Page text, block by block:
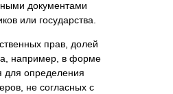
документами
или государства.
прав, долей
например, в форме
для определения
не согласных с